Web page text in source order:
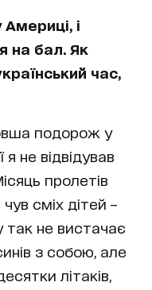
Америці, і
на бал. Як
час,
подорож у
не відвідував
пролетів
сміх дітей –
не вистачає
з собою, але
літаків,